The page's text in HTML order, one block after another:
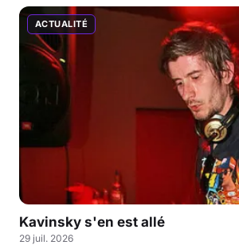
ACTUALITÉ
Kavinsky s'en est allé
29 juil. 2026